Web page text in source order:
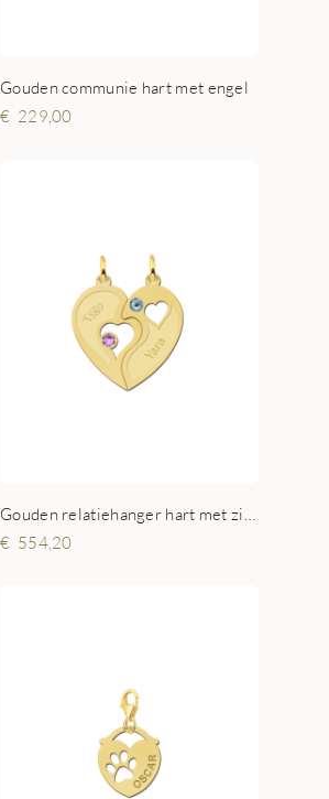
Gouden communie hart met engel
229,00
554,20